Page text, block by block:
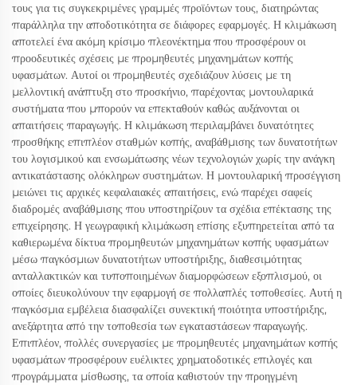
τους για τις συγκεκριμένες γραμμές προϊόντων τους, διατηρώντας
παράλληλα την αποδοτικότητα σε διάφορες εφαρμογές. Η κλιμάκωση
αποτελεί ένα ακόμη κρίσιμο πλεονέκτημα που προσφέρουν οι
προοδευτικές σχέσεις με προμηθευτές μηχανημάτων κοπής
υφασμάτων. Αυτοί οι προμηθευτές σχεδιάζουν λύσεις με τη
μελλοντική ανάπτυξη στο προσκήνιο, παρέχοντας μοντουλαρικά
συστήματα που μπορούν να επεκταθούν καθώς αυξάνονται οι
απαιτήσεις παραγωγής. Η κλιμάκωση περιλαμβάνει δυνατότητες
προσθήκης επιπλέον σταθμών κοπής, αναβάθμισης των δυνατοτήτων
του λογισμικού και ενσωμάτωσης νέων τεχνολογιών χωρίς την ανάγκη
αντικατάστασης ολόκληρων συστημάτων. Η μοντουλαρική προσέγγιση
μειώνει τις αρχικές κεφαλαιακές απαιτήσεις, ενώ παρέχει σαφείς
διαδρομές αναβάθμισης που υποστηρίζουν τα σχέδια επέκτασης της
επιχείρησης. Η γεωγραφική κλιμάκωση επίσης εξυπηρετείται από τα
καθιερωμένα δίκτυα προμηθευτών μηχανημάτων κοπής υφασμάτων
μέσω παγκόσμιων δυνατοτήτων υποστήριξης, διαθεσιμότητας
ανταλλακτικών και τυποποιημένων διαμορφώσεων εξοπλισμού, οι
οποίες διευκολύνουν την εφαρμογή σε πολλαπλές τοποθεσίες. Αυτή η
παγκόσμια εμβέλεια διασφαλίζει συνεκτική ποιότητα υποστήριξης,
ανεξάρτητα από την τοποθεσία των εγκαταστάσεων παραγωγής.
Επιπλέον, πολλές συνεργασίες με προμηθευτές μηχανημάτων κοπής
υφασμάτων προσφέρουν ευέλικτες χρηματοδοτικές επιλογές και
προγράμματα μίσθωσης, τα οποία καθιστούν την προηγμένη